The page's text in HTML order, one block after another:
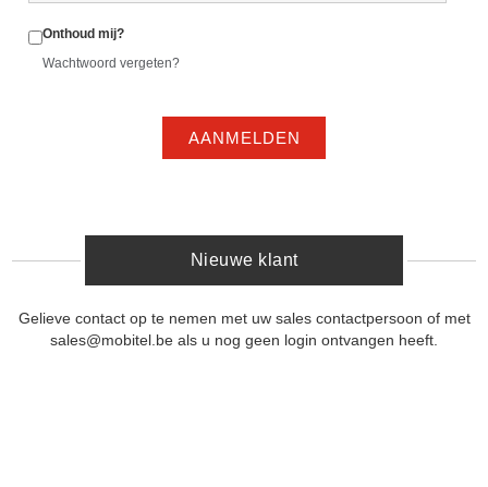
Onthoud mij?
Wachtwoord vergeten?
AANMELDEN
Nieuwe klant
Gelieve contact op te nemen met uw sales contactpersoon of met
sales@mobitel.be als u nog geen login ontvangen heeft.